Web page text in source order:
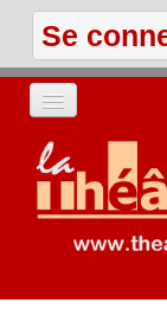
Se
ACCUEIL
LES TEXTES